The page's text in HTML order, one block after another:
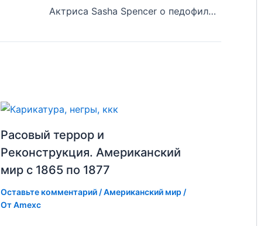
Актриса Sasha Spencer о педофилии и сатанизме в Голливуде
Расовый террор и
Реконструкция. Американский
мир с 1865 по 1877
Оставьте комментарий /Американский мир /
ОтAmexc